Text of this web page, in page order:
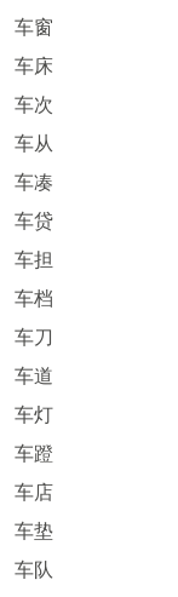
车窗
车床
车次
车从
车凑
车贷
车担
车档
车刀
车道
车灯
车蹬
车店
车垫
车队